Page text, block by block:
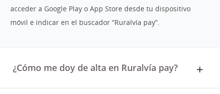
acceder a Google Play o App Store desde tu dispositivo
móvil e indicar en el buscador “Ruralvía pay”.
¿Cómo me doy de alta en Ruralvía pay?